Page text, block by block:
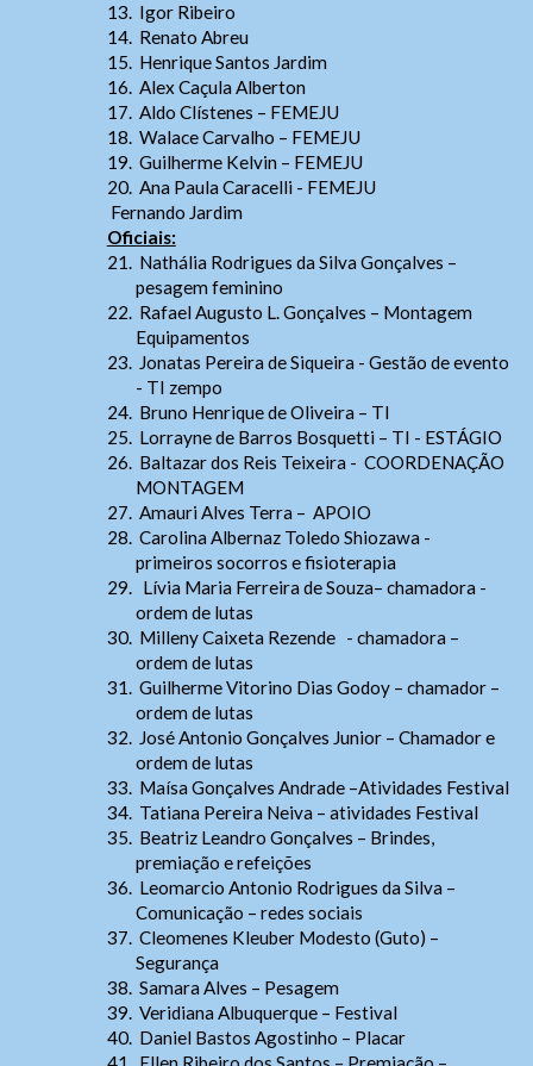
13. Igor Ribeiro
14. Renato Abreu
15. Henrique Santos Jardim
16. Alex Caçula Alberton
17. Aldo Clístenes – FEMEJU
18. Walace Carvalho – FEMEJU
19. Guilherme Kelvin – FEMEJU
20. Ana Paula Caracelli - FEMEJU
Fernando Jardim
Oficiais:
21. Nathália Rodrigues da Silva Gonçalves –
pesagem feminino
22. Rafael Augusto L. Gonçalves – Montagem
Equipamentos
23. Jonatas Pereira de Siqueira - Gestão de evento
- TI zempo
24. Bruno Henrique de Oliveira – TI
25. Lorrayne de Barros Bosquetti – TI - ESTÁGIO
26. Baltazar dos Reis Teixeira - COORDENAÇÃO
MONTAGEM
27. Amauri Alves Terra – APOIO
28. Carolina Albernaz Toledo Shiozawa -
primeiros socorros e fisioterapia
29. Lívia Maria Ferreira de Souza– chamadora -
ordem de lutas
30. Milleny Caixeta Rezende - chamadora –
ordem de lutas
31. Guilherme Vitorino Dias Godoy – chamador –
ordem de lutas
32. José Antonio Gonçalves Junior – Chamador e
ordem de lutas
33. Maísa Gonçalves Andrade –Atividades Festival
34. Tatiana Pereira Neiva – atividades Festival
35. Beatriz Leandro Gonçalves – Brindes,
premiação e refeições
36. Leomarcio Antonio Rodrigues da Silva –
Comunicação – redes sociais
37. Cleomenes Kleuber Modesto (Guto) –
Segurança
38. Samara Alves – Pesagem
39. Veridiana Albuquerque – Festival
40. Daniel Bastos Agostinho – Placar
Ouvidoria Geral
Webmail